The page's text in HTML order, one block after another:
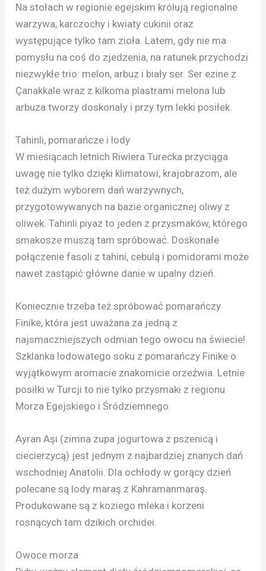
Na stołach w regionie egejskim królują regionalne
warzywa, karczochy i kwiaty cukinii oraz
występujące tylko tam zioła. Latem, gdy nie ma
pomysłu na coś do zjedzenia, na ratunek przychodzi
niezwykłe trio: melon, arbuz i biały ser. Ser ezine z
Çanakkale wraz z kilkoma plastrami melona lub
arbuza tworzy doskonały i przy tym lekki posiłek.
Tahinli, pomarańcze i lody
W miesiącach letnich Riwiera Turecka przyciąga
uwagę nie tylko dzięki klimatowi, krajobrazom, ale
też dużym wyborem dań warzywnych,
przygotowywanych na bazie organicznej oliwy z
oliwek. Tahinli piyaz to jeden z przysmaków, którego
smakosze muszą tam spróbować. Doskonałe
połączenie fasoli z tahini, cebulą i pomidorami może
nawet zastąpić główne danie w upalny dzień.
Koniecznie trzeba też spróbować pomarańczy
Finike, która jest uważana za jedną z
najsmaczniejszych odmian tego owocu na świecie!
Szklanka lodowatego soku z pomarańczy Finike o
wyjątkowym aromacie znakomicie orzeźwia. Letnie
posiłki w Turcji to nie tylko przysmaki z regionu
Morza Egejskiego i Śródziemnego.
Ayran Aşı (zimna zupa jogurtowa z pszenicą i
ciecierzycą) jest jednym z najbardziej znanych dań
wschodniej Anatolii. Dla ochłody w gorący dzień
polecane są lody maraş z Kahramanmaraş.
Produkowane są z koziego mleka i korzeni
rosnących tam dzikich orchidei.
Owoce morza